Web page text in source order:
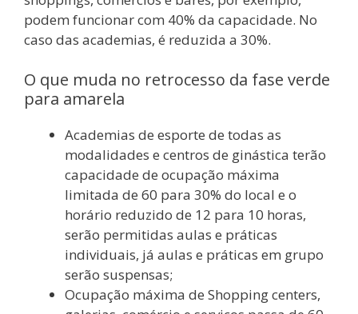
podem funcionar com 40% da capacidade. No
caso das academias, é reduzida a 30%.
O que muda no retrocesso da fase verde
para amarela
Academias de esporte de todas as
modalidades e centros de ginástica terão
capacidade de ocupação máxima
limitada de 60 para 30% do local e o
horário reduzido de 12 para 10 horas,
serão permitidas aulas e práticas
individuais, já aulas e práticas em grupo
serão suspensas;
Ocupação máxima de Shopping centers,